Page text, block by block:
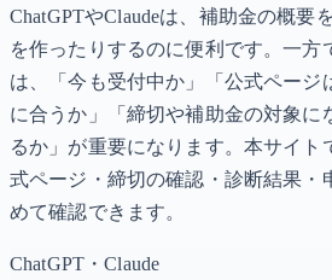
ChatGPTやClaudeは、補助金の概要
を作ったりするのに便利です。一方
は、「今も受付中か」「公式ページ
に合うか」「締切や補助金の対象に
るか」が重要になります。本サイト
式ページ・締切の確認・診断結果・
めて確認できます。
ChatGPT・Claude